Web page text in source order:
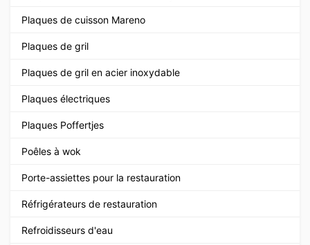
Plaques de cuisson Mareno
Plaques de gril
Plaques de gril en acier inoxydable
Plaques électriques
Plaques Poffertjes
Poêles à wok
Porte-assiettes pour la restauration
Réfrigérateurs de restauration
Refroidisseurs d'eau